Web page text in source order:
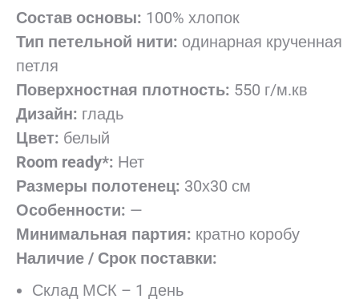
Состав основы: 100% хлопок
Тип петельной нити: одинарная крученная
петля
Поверхностная плотность: 550 г/м.кв
Дизайн: гладь
Цвет: белый
Room ready*: Нет
Размеры полотенец: 30х30 см
Особенности: —
Минимальная партия: кратно коробу
Наличие / Срок поставки:
Склад МСК – 1 день